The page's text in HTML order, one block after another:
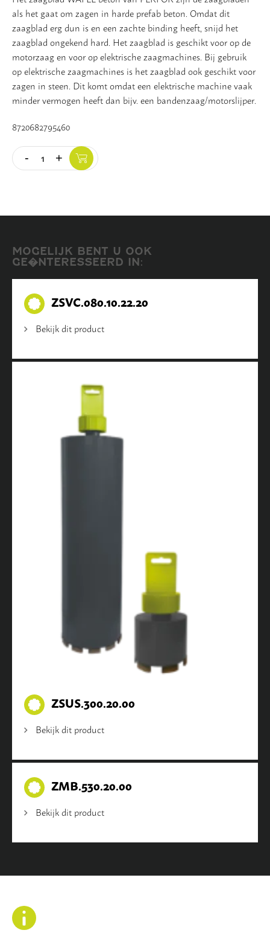
als het gaat om zagen in harde prefab beton. Omdat dit
zaagblad erg dun is en een zachte binding heeft, snijd het
zaagblad ongekend hard. Het zaagblad is geschikt voor op de
motorzaag en voor op elektrische zaagmachines. Bij gebruik
op elektrische zaagmachines is het zaagblad ook geschikt voor
zagen in steen. Dit komt omdat een elektrische machine vaak
minder vermogen heeft dan bijv. een bandenzaag/motorslijper.
8720682795460
Quantity
- +
MOGELIJK BENT U OOK
GE�NTERESSEERD IN:
ZSVC.080.10.22.20
Bekijk dit product
ZSUS.300.20.00
Bekijk dit product
ZMB.530.20.00
Bekijk dit product
Vloer
Slijpschijven